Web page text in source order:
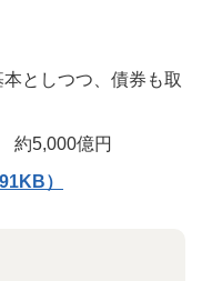
としつつ、債券も取
5,000億円
）